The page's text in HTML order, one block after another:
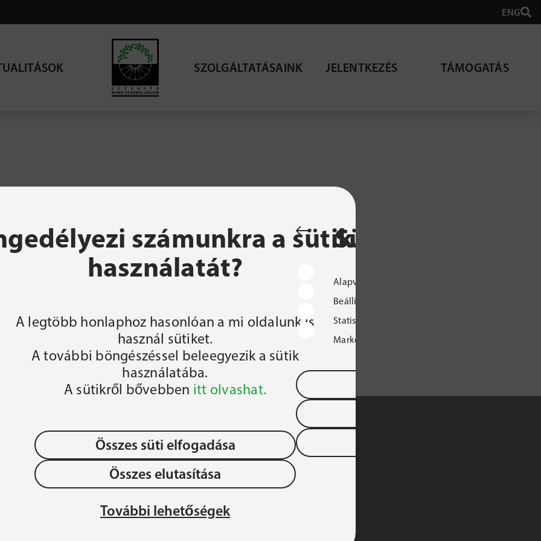
számunkra a sütik
használatát?
A legtöbb honlaphoz hasonlóan a mi oldalunk is
használ sütiket.
A további böngészéssel beleegyezik a sütik
használatába.
A sütikről bővebben itt olvashat.
Összes süti elfogadása
Összes elutasítása
További lehetőségek
Sütibeállítások
Alapvető működést biztosító sütik
Beállításokat tároló sütik
Statisztikai sütik
Marketingcélú sütik
ENG
SZOLGÁLTATÁSAINK JELENTKEZÉS TÁMOGATÁS
oldal nem található
Adatvédelem